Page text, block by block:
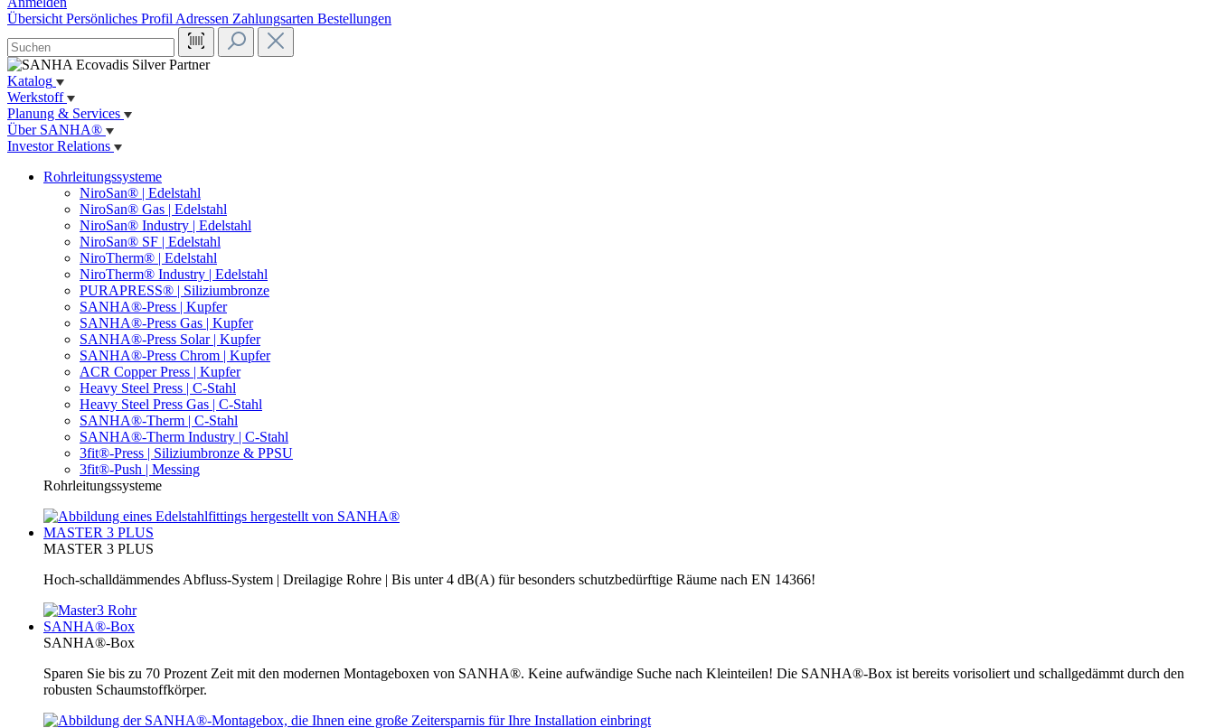
Übersicht Persönliches Profil Adressen Zahlungsarten Bestellungen
Katalog
Werkstoff
Planung & Services
Über SANHA®
Investor Relations
Rohrleitungssysteme
NiroSan® | Edelstahl
NiroSan® Gas | Edelstahl
NiroSan® Industry | Edelstahl
NiroSan® SF | Edelstahl
NiroTherm® | Edelstahl
NiroTherm® Industry | Edelstahl
PURAPRESS® | Siliziumbronze
SANHA®-Press | Kupfer
SANHA®-Press Gas | Kupfer
SANHA®-Press Solar | Kupfer
SANHA®-Press Chrom | Kupfer
ACR Copper Press | Kupfer
Heavy Steel Press | C-Stahl
Heavy Steel Press Gas | C-Stahl
SANHA®-Therm | C-Stahl
SANHA®-Therm Industry | C-Stahl
3fit®-Press | Siliziumbronze & PPSU
3fit®-Push | Messing
Rohrleitungssysteme
MASTER 3 PLUS
MASTER 3 PLUS
Hoch-schalldämmendes Abfluss-System | Dreilagige Rohre | Bis unter 4 dB(A) für besonders schutzbedürftige Räume nach EN 14366!
SANHA®-Box
SANHA®-Box
Sparen Sie bis zu 70 Prozent Zeit mit den modernen Montageboxen von SANHA®. Keine aufwändige Suche nach Kleinteilen! Die SANHA®-Box ist bereits vorisoliert und schallgedämmt durch den
robusten Schaumstoffkörper.